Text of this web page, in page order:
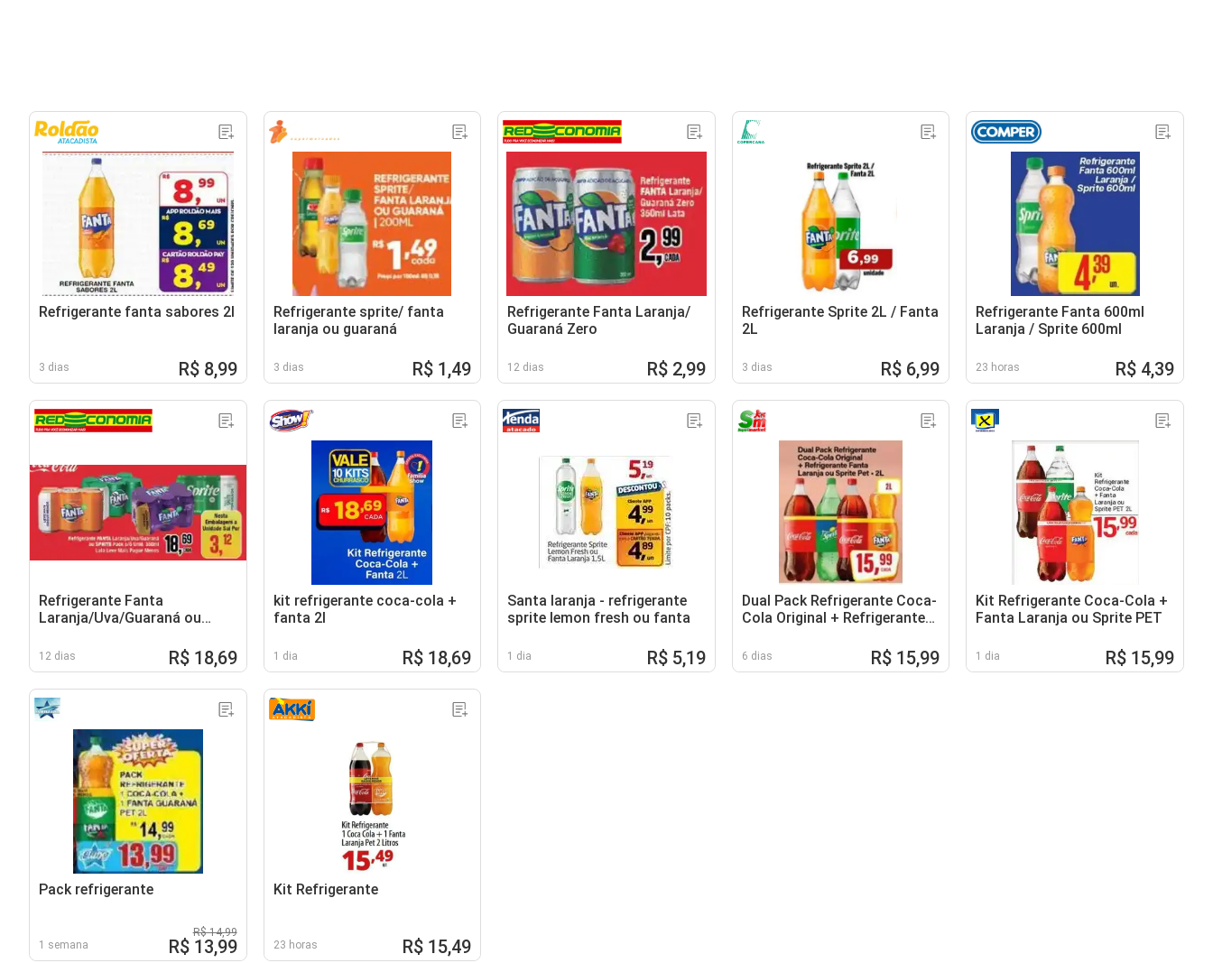
Refrigerante fanta sabores 2l
3 dias R$ 8,99
Refrigerante sprite/ fanta
laranja ou guaraná
3 dias R$ 1,49
Refrigerante Fanta Laranja/
Guaraná Zero
12 dias R$ 2,99
Refrigerante Sprite 2L / Fanta
2L
3 dias R$ 6,99
Refrigerante Fanta 600ml
Laranja / Sprite 600ml
23 horas R$ 4,39
Refrigerante Fanta
Laranja/Uva/Guaraná ou
12 dias R$ 18,69
kit refrigerante coca-cola +
fanta 2l
1 dia R$ 18,69
Santa laranja - refrigerante
sprite lemon fresh ou fanta
1 dia R$ 5,19
Dual Pack Refrigerante Coca-
Cola Original + Refrigerante
6 dias R$ 15,99
Kit Refrigerante Coca-Cola +
Fanta Laranja ou Sprite PET
1 dia R$ 15,99
Pack refrigerante
1 semana
R$ 14,99
R$ 13,99
Kit Refrigerante
23 horas R$ 15,49